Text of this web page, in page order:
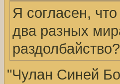
Я согласен,
два разных
раздолбайство?
"Чулан Синей